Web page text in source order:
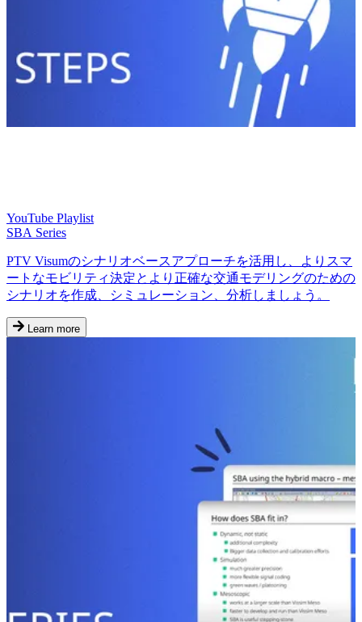
YouTube Playlist
SBA Series
PTV Visumのシナリオベースアプローチを活用し、よりスマ
ートなモビリティ決定とより正確な交通モデリングのための
シナリオを作成、シミュレーション、分析しましょう。
Learn more